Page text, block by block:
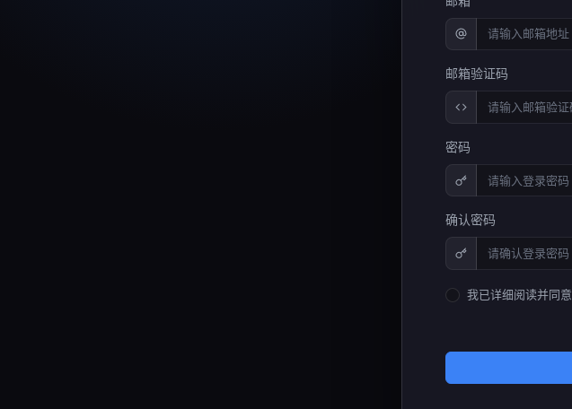
邮箱验证码
密码
确认密码
我已详细阅读并同意